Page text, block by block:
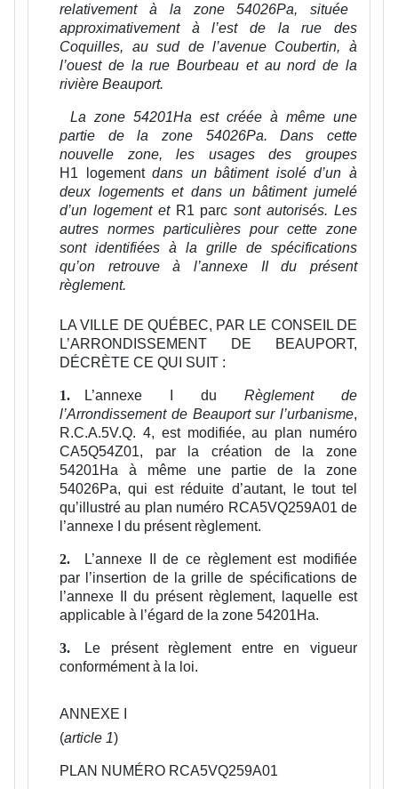
relativement à la zone 54026Pa, située
approximativement à l’est de la rue des
Coquilles, au sud de l’avenue Coubertin, à
l’ouest de la rue Bourbeau et au nord de la
rivière Beauport.
La zone 54201Ha est créée à même une
partie de la zone 54026Pa. Dans cette
nouvelle zone, les usages des groupes
H1 logementdans un bâtiment isolé d’un à
deux logements et dans un bâtiment jumelé
d’un logement etR1 parcsont autorisés. Les
autres normes particulières pour cette zone
sont identifiées à la grille de spécifications
qu’on retrouve à l’annexe II du présent
règlement.
LA VILLE DE QUÉBEC, PAR LE CONSEIL DE
L’ARRONDISSEMENT DE BEAUPORT,
DÉCRÈTE CE QUI SUIT :
1. L’annexe I du Règlement de
l’Arrondissement de Beauport sur l’urbanisme,
R.C.A.5V.Q. 4, est modifiée, au plan numéro
CA5Q54Z01, par la création de la zone
54201Ha à même une partie de la zone
54026Pa, qui est réduite d’autant, le tout tel
qu’illustré au plan numéro RCA5VQ259A01 de
l’annexe I du présent règlement.
2.
L’annexe II de ce règlement est modifiée
par l’insertion de la grille de spécifications de
l’annexe II du présent règlement, laquelle est
applicable à l’égard de la zone 54201Ha.
3.
Le présent règlement entre en vigueur
conformément à la loi.
ANNEXE I
(article 1)
PLAN NUMÉRO RCA5VQ259A01